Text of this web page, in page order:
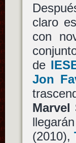
claro
con
de
Jon
Marvel
(2010),